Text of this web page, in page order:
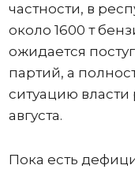
частности, в
около 1600 т
ожидается
партий, а
ситуацию
августа.
Пока есть